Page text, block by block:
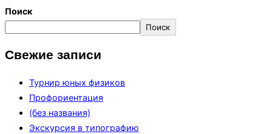
Поиск
Поиск
Свежие записи
Турнир юных физиков
Профориентация
(без названия)
Экскурсия в типографию